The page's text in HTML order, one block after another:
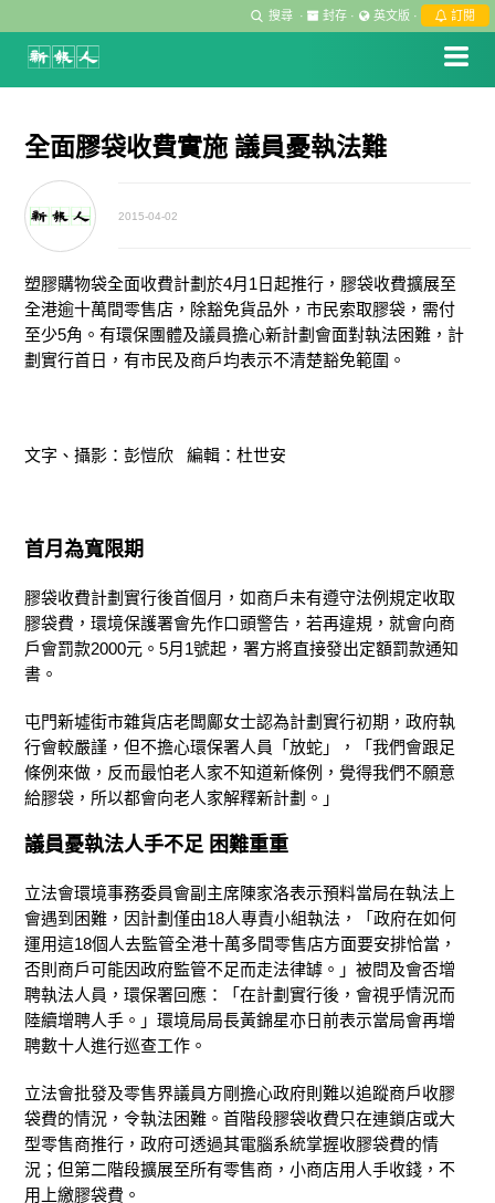
搜尋 · 封存 · 英文版 · 訂閱
全面膠袋收費實施 議員憂執法難
2015-04-02
塑膠購物袋全面收費計劃於4月1日起推行，膠袋收費擴展至
全港逾十萬間零售店，除豁免貨品外，市民索取膠袋，需付
至少5角。有環保團體及議員擔心新計劃會面對執法困難，計
劃實行首日，有市民及商戶均表示不清楚豁免範圍。
文字、攝影：彭愷欣 編輯：杜世安
首月為寬限期
膠袋收費計劃實行後首個月，如商戶未有遵守法例規定收取
膠袋費，環境保護署會先作口頭警告，若再違規，就會向商
戶會罰款2000元。5月1號起，署方將直接發出定額罰款通知
書。
屯門新墟街市雜貨店老闆鄺女士認為計劃實行初期，政府執
行會較嚴謹，但不擔心環保署人員「放蛇」，「我們會跟足
條例來做，反而最怕老人家不知道新條例，覺得我們不願意
給膠袋，所以都會向老人家解釋新計劃。」
議員憂執法人手不足 困難重重
立法會環境事務委員會副主席陳家洛表示預料當局在執法上
會遇到困難，因計劃僅由18人專責小組執法，「政府在如何
運用這18個人去監管全港十萬多間零售店方面要安排恰當，
否則商戶可能因政府監管不足而走法律罅。」被問及會否增
聘執法人員，環保署回應：「在計劃實行後，會視乎情況而
陸續增聘人手。」環境局局長黃錦星亦日前表示當局會再增
聘數十人進行巡查工作。
立法會批發及零售界議員方剛擔心政府則難以追蹤商戶收膠
袋費的情況，令執法困難。首階段膠袋收費只在連鎖店或大
型零售商推行，政府可透過其電腦系統掌握收膠袋費的情
況；但第二階段擴展至所有零售商，小商店用人手收錢，不
用上繳膠袋費。